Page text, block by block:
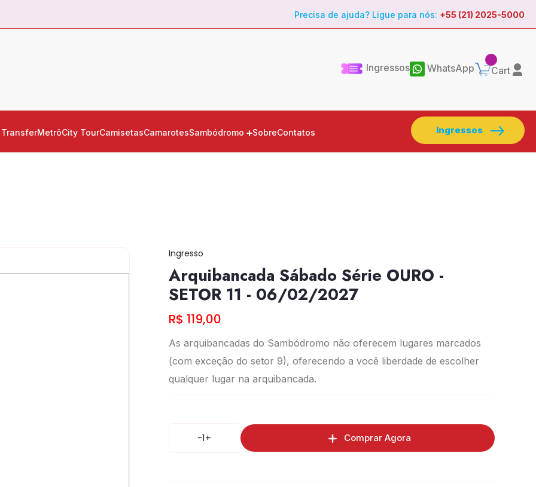
Precisa de ajuda? Ligue para nós: +55 (21) 2025-5000
Ingressos WhatsApp Cart
TransferMetrôCity TourCamisetasCamarotesSambódromo SobreContatos Ingressos
Ingresso
Arquibancada Sábado Série OURO -
SETOR 11 - 06/02/2027
R$ 119,00
As arquibancadas do Sambódromo não oferecem lugares marcados
(com exceção do setor 9), oferecendo a você liberdade de escolher
qualquer lugar na arquibancada.
-1+ Comprar Agora